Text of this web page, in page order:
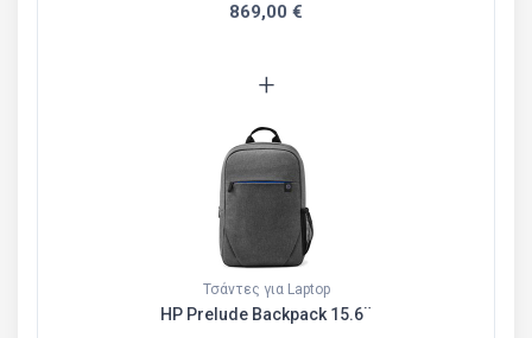
869,00 €
+
Τσάντες για Laptop
HP Prelude Backpack 15.6¨